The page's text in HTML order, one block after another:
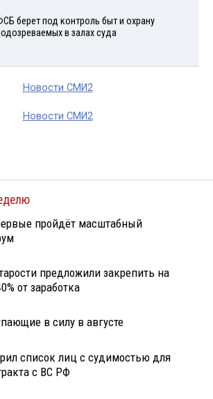
берет под контроль быт и охрану
в залах суда
Новости СМИ2
Новости СМИ2
пройдёт масштабный
предложили закрепить на
от заработка
в силу в августе
список лиц с судимостью для
с ВС РФ